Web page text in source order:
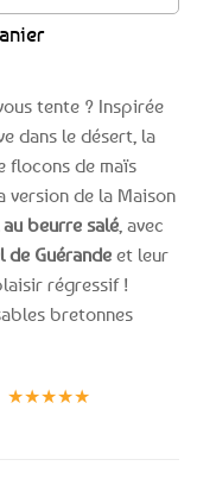
tente ? Inspirée
dans le désert, la
flocons de maïs
version de la Maison
beurre salé , avec
de Guérande et leur
régressif !
bretonnes
★★★★★